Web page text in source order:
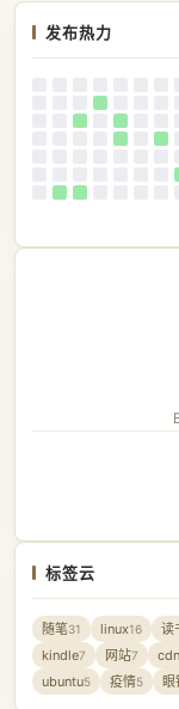
发布热力
标签云
随笔31 linux16 读
kindle7 网站7 cdn
ubuntu5 疫情5 眼